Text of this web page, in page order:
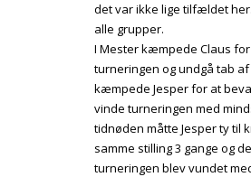
det var ikke lige tilfældet
alle grupper.
I Mester kæmpede Claus
turneringen og undgå tab
kæmpede Jesper for at
vinde turneringen med
tidnøden måtte Jesper ty til
samme stilling 3 gange og
turneringen blev vundet